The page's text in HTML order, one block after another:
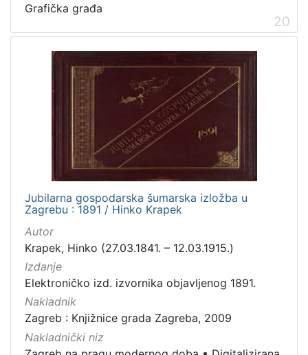
Grafička građa
20
Jubilarna gospodarska šumarska izložba u
Zagrebu : 1891 / Hinko Krapek
Autor
Krapek, Hinko (27.03.1841. – 12.03.1915.)
Izdanje
Elektroničko izd. izvornika objavljenog 1891.
Nakladnik
Zagreb : Knjižnice grada Zagreba, 2009
Nakladnički niz